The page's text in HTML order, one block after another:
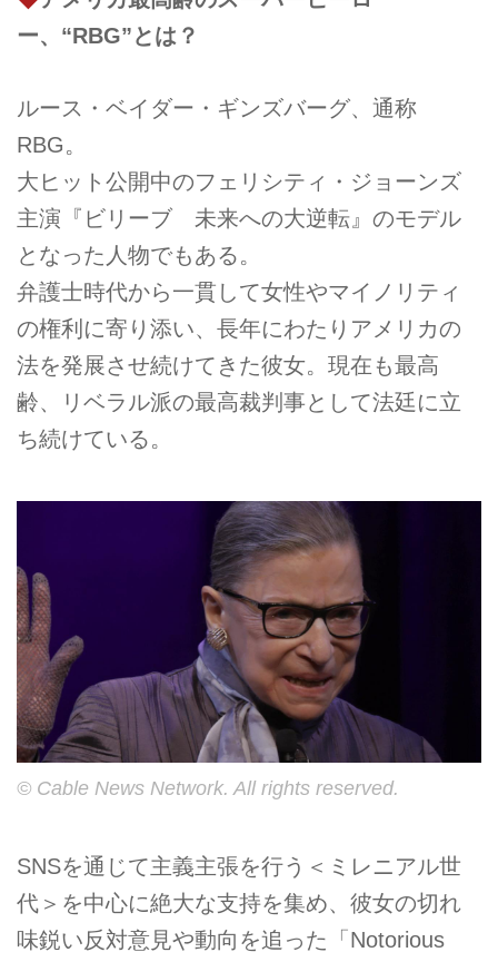
ー、“RBG”とは？
ルース・ベイダー・ギンズバーグ、通称
RBG。
大ヒット公開中のフェリシティ・ジョーンズ
主演『ビリーブ 未来への大逆転』のモデル
となった人物でもある。
弁護士時代から一貫して女性やマイノリティ
の権利に寄り添い、長年にわたりアメリカの
法を発展させ続けてきた彼女。現在も最高
齢、リベラル派の最高裁判事として法廷に立
ち続けている。
© Cable News Network. All rights reserved.
SNSを通じて主義主張を行う＜ミレニアル世
代＞を中心に絶大な支持を集め、彼女の切れ
味鋭い反対意見や動向を追った「Notorious